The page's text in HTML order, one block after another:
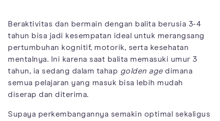
Beraktivitas dan bermain dengan balita berusia 3-4
tahun bisa jadi kesempatan ideal untuk merangsang
pertumbuhan kognitif, motorik, serta kesehatan
mentalnya. Ini karena saat balita memasuki umur 3
tahun, ia sedang dalam tahap golden agedimana
semua pelajaran yang masuk bisa lebih mudah
diserap dan diterima.
Supaya perkembangannya semakin optimal sekaligus